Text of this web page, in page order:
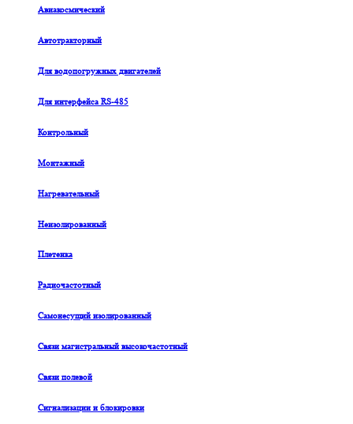
Авиакосмический
Автотракторный
Для водопогружных двигателей
Для интерфейса RS-485
Контрольный
Монтажный
Нагревательный
Неизолированный
Плетенка
Радиочастотный
Самонесущий изолированный
Связи магистральный высокочастотный
Связи полевой
Сигнализации и блокировки